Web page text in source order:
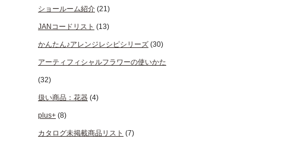
ショールーム紹介 (21)
JANコードリスト (13)
かんたん♪アレンジレシピシリーズ (30)
アーティフィシャルフラワーの使いかた
(32)
扱い商品：花器 (4)
plus+ (8)
カタログ未掲載商品リスト (7)